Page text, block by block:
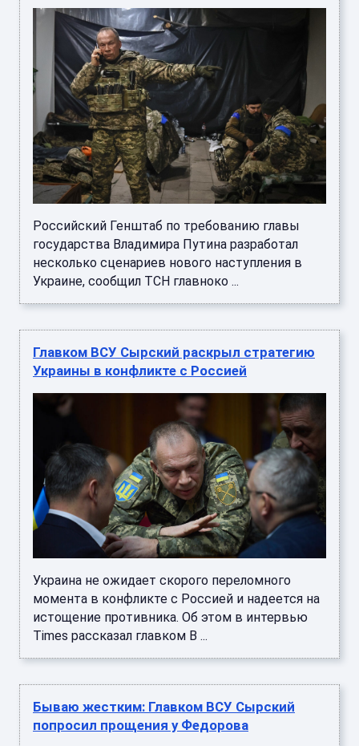
Российский Генштаб по требованию главы
государства Владимира Путина разработал
несколько сценариев нового наступления в
Украине, сообщил ТСН главноко ...
Главком ВСУ Сырский раскрыл стратегию
Украины в конфликте с Россией
Украина не ожидает скорого переломного
момента в конфликте с Россией и надеется на
истощение противника. Об этом в интервью
Times рассказал главком В ...
Бываю жестким: Главком ВСУ Сырский
попросил прощения у Федорова